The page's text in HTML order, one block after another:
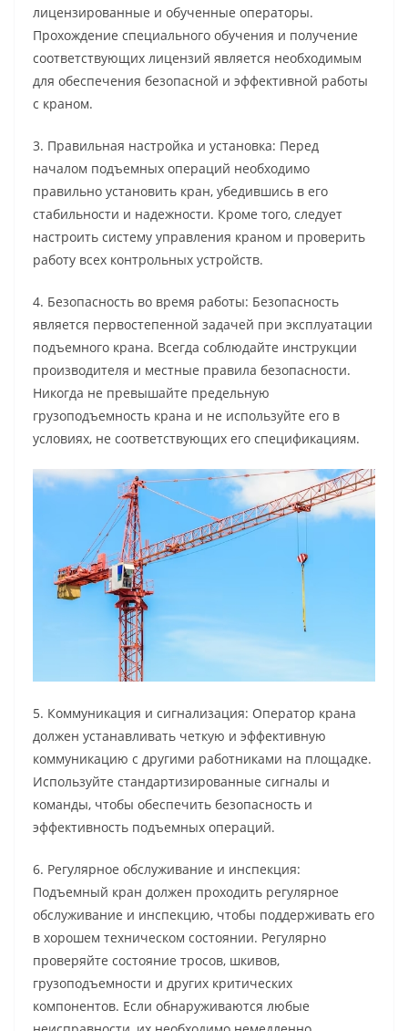
лицензированные и обученные операторы.
Прохождение специального обучения и получение
соответствующих лицензий является необходимым
для обеспечения безопасной и эффективной работы
с краном.
3. Правильная настройка и установка: Перед
началом подъемных операций необходимо
правильно установить кран, убедившись в его
стабильности и надежности. Кроме того, следует
настроить систему управления краном и проверить
работу всех контрольных устройств.
4. Безопасность во время работы: Безопасность
является первостепенной задачей при эксплуатации
подъемного крана. Всегда соблюдайте инструкции
производителя и местные правила безопасности.
Никогда не превышайте предельную
грузоподъемность крана и не используйте его в
условиях, не соответствующих его спецификациям.
5. Коммуникация и сигнализация: Оператор крана
должен устанавливать четкую и эффективную
коммуникацию с другими работниками на площадке.
Используйте стандартизированные сигналы и
команды, чтобы обеспечить безопасность и
эффективность подъемных операций.
6. Регулярное обслуживание и инспекция:
Подъемный кран должен проходить регулярное
обслуживание и инспекцию, чтобы поддерживать его
в хорошем техническом состоянии. Регулярно
проверяйте состояние тросов, шкивов,
грузоподъемности и других критических
компонентов. Если обнаруживаются любые